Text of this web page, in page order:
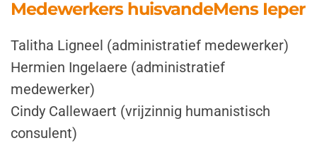
Medewerkers huisvandeMens Ieper
Talitha Ligneel (administratief medewerker)
Hermien Ingelaere (administratief
medewerker)
Cindy Callewaert (vrijzinnig humanistisch
consulent)